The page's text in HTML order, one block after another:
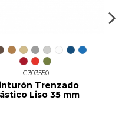
G303550
Trenzado
Liso 35 mm